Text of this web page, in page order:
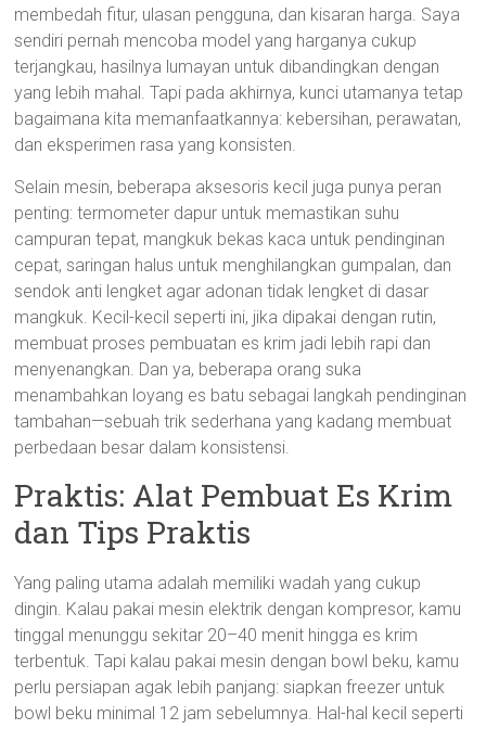
membedah fitur, ulasan pengguna, dan kisaran harga. Saya
sendiri pernah mencoba model yang harganya cukup
terjangkau, hasilnya lumayan untuk dibandingkan dengan
yang lebih mahal. Tapi pada akhirnya, kunci utamanya tetap
bagaimana kita memanfaatkannya: kebersihan, perawatan,
dan eksperimen rasa yang konsisten.
Selain mesin, beberapa aksesoris kecil juga punya peran
penting: termometer dapur untuk memastikan suhu
campuran tepat, mangkuk bekas kaca untuk pendinginan
cepat, saringan halus untuk menghilangkan gumpalan, dan
sendok anti lengket agar adonan tidak lengket di dasar
mangkuk. Kecil-kecil seperti ini, jika dipakai dengan rutin,
membuat proses pembuatan es krim jadi lebih rapi dan
menyenangkan. Dan ya, beberapa orang suka
menambahkan loyang es batu sebagai langkah pendinginan
tambahan—sebuah trik sederhana yang kadang membuat
perbedaan besar dalam konsistensi.
Praktis: Alat Pembuat Es Krim
dan Tips Praktis
Yang paling utama adalah memiliki wadah yang cukup
dingin. Kalau pakai mesin elektrik dengan kompresor, kamu
tinggal menunggu sekitar 20–40 menit hingga es krim
terbentuk. Tapi kalau pakai mesin dengan bowl beku, kamu
perlu persiapan agak lebih panjang: siapkan freezer untuk
bowl beku minimal 12 jam sebelumnya. Hal-hal kecil seperti